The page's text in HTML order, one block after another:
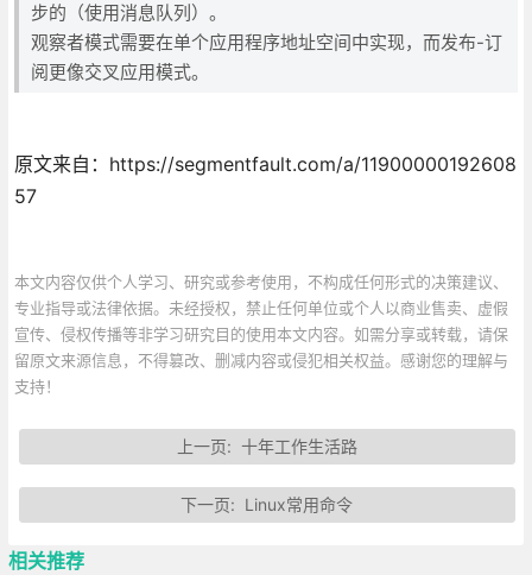
步的（使用消息队列）。
观察者模式需要在单个应用程序地址空间中实现，而发布-订
阅更像交叉应用模式。
原文来自：https://segmentfault.com/a/11900000192608
57
本文内容仅供个人学习、研究或参考使用，不构成任何形式的决策建议、
专业指导或法律依据。未经授权，禁止任何单位或个人以商业售卖、虚假
宣传、侵权传播等非学习研究目的使用本文内容。如需分享或转载，请保
留原文来源信息，不得篡改、删减内容或侵犯相关权益。感谢您的理解与
支持！
上一页: 十年工作生活路
下一页: Linux常用命令
相关推荐